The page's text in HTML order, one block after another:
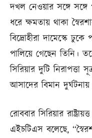
দখল নেওয়ার সঙ্গে
ধরে ক্ষমতায় থাকা
বিদ্রোহীরা দামেস্কে
পালিয়ে গেছেন তিনি।
সিরিয়ার দুটি নিরাপত্তা
আসাদের বিমান দুর্ঘটনায়
রোববার সিরিয়ার
এইচটিএস বলেছে,